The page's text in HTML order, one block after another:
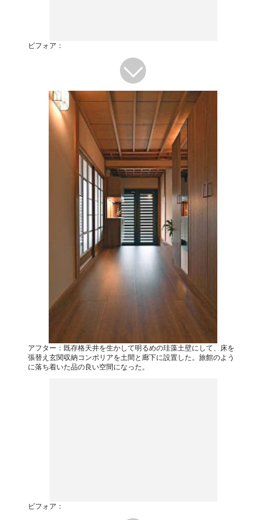
ビフォア：
アフター：既存格天井を生かして明るめの珪藻土壁にして、床を
張替え玄関収納コンポリアを土間と廊下に設置した。旅館のよう
に落ち着いた品の良い空間になった。
ビフォア：